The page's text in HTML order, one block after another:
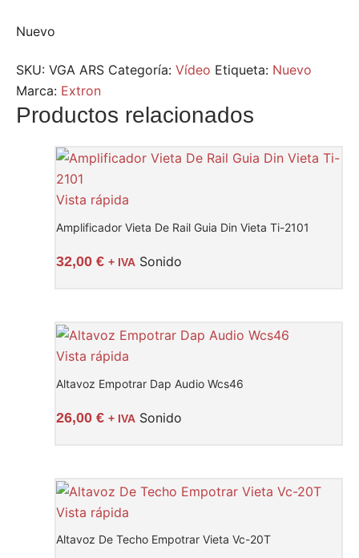
Nuevo
SKU: VGA ARS Categoría: Vídeo Etiqueta: Nuevo
Marca: Extron
Productos relacionados
Vista rápida
Amplificador Vieta De Rail Guia Din Vieta Ti-2101
32,00 € + IVA Sonido
Vista rápida
Altavoz Empotrar Dap Audio Wcs46
26,00 € + IVA Sonido
Vista rápida
Altavoz De Techo Empotrar Vieta Vc-20T